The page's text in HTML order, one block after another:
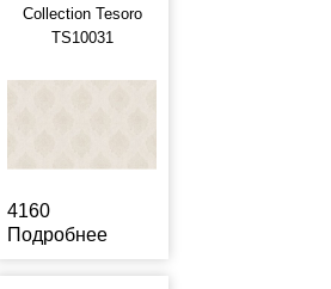
Collection Tesoro
TS10031
4160
Подробнее